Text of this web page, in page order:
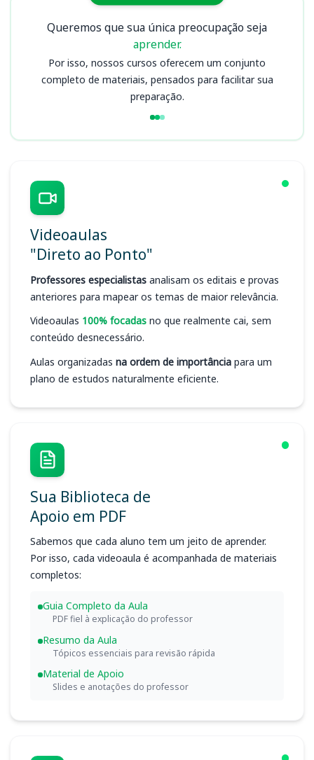
Queremos que sua única preocupação seja
aprender.
Por isso, nossos cursos oferecem um conjunto
completo de materiais, pensados para facilitar sua
preparação.
Videoaulas
"Direto ao Ponto"
Professores especialistas analisam os editais e provas
anteriores para mapear os temas de maior relevância.
Videoaulas 100% focadas no que realmente cai, sem
conteúdo desnecessário.
Aulas organizadas na ordem de importância para um
plano de estudos naturalmente eficiente.
Sua Biblioteca de
Apoio em PDF
Sabemos que cada aluno tem um jeito de aprender.
Por isso, cada videoaula é acompanhada de materiais
completos:
Guia Completo da Aula
PDF fiel à explicação do professor
Resumo da Aula
Tópicos essenciais para revisão rápida
Material de Apoio
Slides e anotações do professor